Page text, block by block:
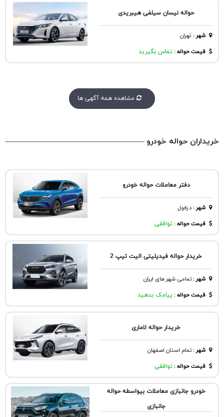
حواله نیسان سیلفی هیبریدی
شهر: تهران
قیمت حواله : تماس بگیرید
مشاهده همه آگهی ها
خریداران حواله خودرو
دفتر معاملات حواله خودرو
شهر:دزفول
قیمت حواله : توافقی
خریدار حواله فیدیلیتی الیت تیپ 2
شهر:تمامی شهر های ایران
قیمت حواله : پیامک بدهید
خریدار حواله لاماری
شهر:تمام استان اصفهان
قیمت حواله : توافقی
خودرو جانبازی معاملات بیواسطه حواله
جانبازی